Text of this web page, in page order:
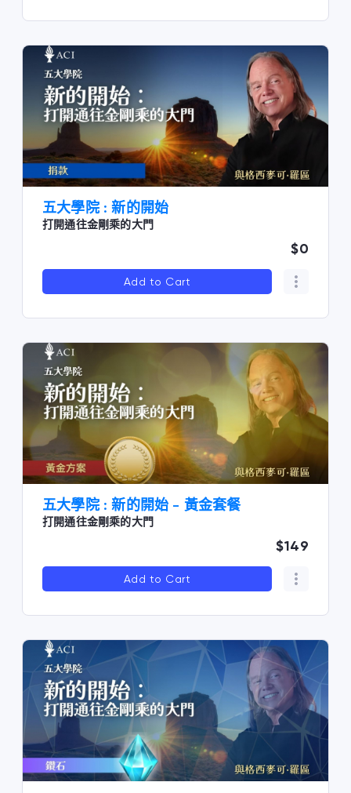
五大學院 : 新的開始
打開通往金剛乘的大門
$0
Add to Cart
五大學院 : 新的開始 - 黃金套餐
打開通往金剛乘的大門
$149
Add to Cart